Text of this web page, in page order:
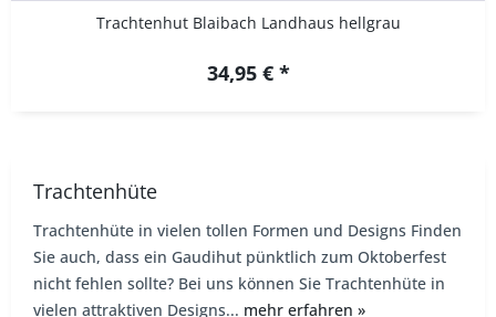
Trachtenhut Blaibach Landhaus hellgrau
34,95 € *
Trachtenhüte
Trachtenhüte in vielen tollen Formen und Designs Finden
Sie auch, dass ein Gaudihut pünktlich zum Oktoberfest
nicht fehlen sollte? Bei uns können Sie Trachtenhüte in
vielen attraktiven Designs... mehr erfahren »